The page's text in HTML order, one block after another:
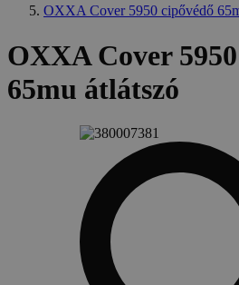
OXXA Cover 5950 cipővédő
OXXA Cover
65mu átlátszó